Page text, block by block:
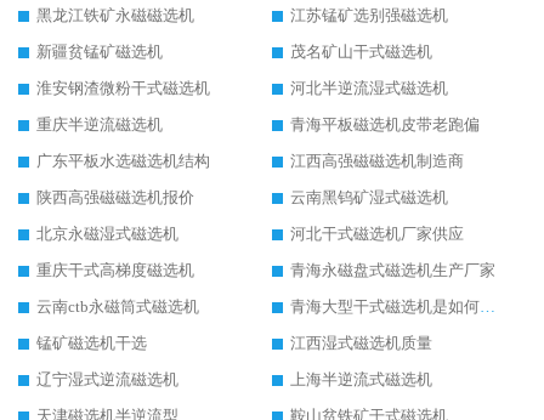
黑龙江铁矿永磁磁选机
江苏锰矿选别强磁选机
新疆贫锰矿磁选机
茂名矿山干式磁选机
淮安钢渣微粉干式磁选机
河北半逆流湿式磁选机
重庆半逆流磁选机
青海平板磁选机皮带老跑偏
广东平板水选磁选机结构
江西高强磁磁选机制造商
陕西高强磁磁选机报价
云南黑钨矿湿式磁选机
北京永磁湿式磁选机
河北干式磁选机厂家供应
重庆干式高梯度磁选机
青海永磁盘式磁选机生产厂家
云南ctb永磁筒式磁选机
青海大型干式磁选机是如何选矿的
锰矿磁选机干选
江西湿式磁选机质量
辽宁湿式逆流磁选机
上海半逆流式磁选机
天津磁选机半逆流型
鞍山贫铁矿干式磁选机